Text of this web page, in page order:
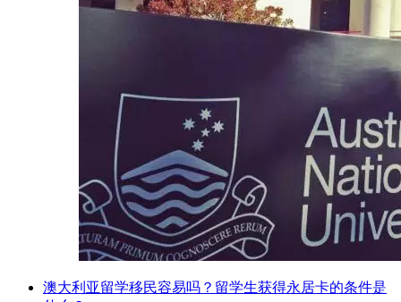
澳大利亚留学移民容易吗？留学生获得永居卡的条件是